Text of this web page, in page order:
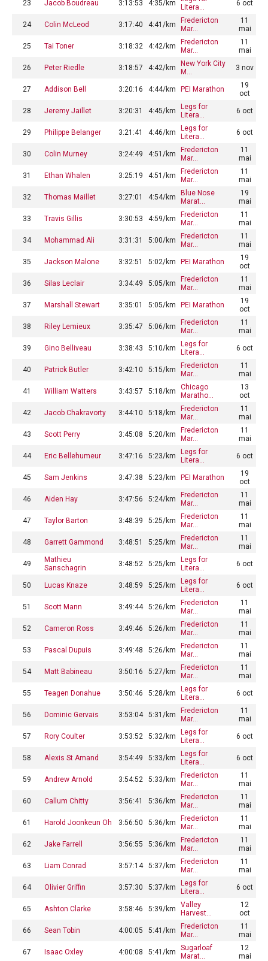
23 Jacob Boudreau 3:13:53 4:35/km
Litera…
6 oct
24 Colin McLeod 3:17:40 4:41/km
Fredericton
Mar…
11
mai
25 Tai Toner 3:18:32 4:42/km
Fredericton
Mar…
11
mai
26 Peter Riedle 3:18:57 4:42/km
New York City
M…
3 nov
27 Addison Bell 3:20:16 4:44/km PEI Marathon
19
oct
28 Jeremy Jaillet 3:20:31 4:45/km
Legs for
Litera…
6 oct
29 Philippe Belanger 3:21:41 4:46/km
Legs for
Litera…
6 oct
30 Colin Murney 3:24:49 4:51/km
Fredericton
Mar…
11
mai
31 Ethan Whalen 3:25:19 4:51/km
Fredericton
Mar…
11
mai
32 Thomas Maillet 3:27:01 4:54/km
Blue Nose
Marat…
19
mai
33 Travis Gillis 3:30:53 4:59/km
Fredericton
Mar…
11
mai
34 Mohammad Ali 3:31:31 5:00/km
Fredericton
Mar…
11
mai
35 Jackson Malone 3:32:51 5:02/km PEI Marathon
19
oct
36 Silas Leclair 3:34:49 5:05/km
Fredericton
Mar…
11
mai
37 Marshall Stewart 3:35:01 5:05/km PEI Marathon
19
oct
38 Riley Lemieux 3:35:47 5:06/km
Fredericton
Mar…
11
mai
39 Gino Belliveau 3:38:43 5:10/km
Legs for
Litera…
6 oct
40 Patrick Butler 3:42:10 5:15/km
Fredericton
Mar…
11
mai
41 William Watters 3:43:57 5:18/km
Chicago
Maratho…
13
oct
42 Jacob Chakravorty 3:44:10 5:18/km
Fredericton
Mar…
11
mai
43 Scott Perry 3:45:08 5:20/km
Fredericton
Mar…
11
mai
44 Eric Bellehumeur 3:47:16 5:23/km
Legs for
Litera…
6 oct
45 Sam Jenkins 3:47:38 5:23/km PEI Marathon
19
oct
46 Aiden Hay 3:47:56 5:24/km
Fredericton
Mar…
11
mai
47 Taylor Barton 3:48:39 5:25/km
Fredericton
Mar…
11
mai
48 Garrett Gammond 3:48:51 5:25/km
Fredericton
Mar…
11
mai
49
Mathieu
Sanschagrin
3:48:52 5:25/km
Legs for
Litera…
6 oct
50 Lucas Knaze 3:48:59 5:25/km
Legs for
Litera…
6 oct
51 Scott Mann 3:49:44 5:26/km
Fredericton
Mar…
11
mai
52 Cameron Ross 3:49:46 5:26/km
Fredericton
Mar…
11
mai
53 Pascal Dupuis 3:49:48 5:26/km
Fredericton
Mar…
11
mai
54 Matt Babineau 3:50:16 5:27/km
Fredericton
Mar…
11
mai
55 Teagen Donahue 3:50:46 5:28/km
Legs for
Litera…
6 oct
56 Dominic Gervais 3:53:04 5:31/km
Fredericton
Mar…
11
mai
57 Rory Coulter 3:53:52 5:32/km
Legs for
Litera…
6 oct
58 Alexis St Amand 3:54:49 5:33/km
Legs for
Litera…
6 oct
59 Andrew Arnold 3:54:52 5:33/km
Fredericton
Mar…
11
mai
60 Callum Chitty 3:56:41 5:36/km
Fredericton
Mar…
11
mai
61 Harold Joonkeun Oh 3:56:50 5:36/km
Fredericton
Mar…
11
mai
62 Jake Farrell 3:56:55 5:36/km
Fredericton
Mar…
11
mai
63 Liam Conrad 3:57:14 5:37/km
Fredericton
Mar…
11
mai
64 Olivier Griffin 3:57:30 5:37/km
Legs for
Litera…
6 oct
65 Ashton Clarke 3:58:46 5:39/km
Valley
Harvest…
12
oct
66 Sean Tobin 4:00:05 5:41/km
Fredericton
Mar…
11
mai
67 Isaac Oxley 4:00:08 5:41/km
Sugarloaf
Marat…
12
mai